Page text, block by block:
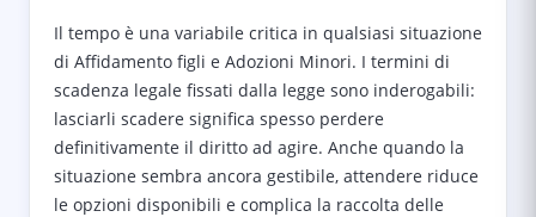
Il tempo è una variabile critica in qualsiasi situazione
di Affidamento figli e Adozioni Minori. I termini di
scadenza legale fissati dalla legge sono inderogabili:
lasciarli scadere significa spesso perdere
definitivamente il diritto ad agire. Anche quando la
situazione sembra ancora gestibile, attendere riduce
le opzioni disponibili e complica la raccolta delle